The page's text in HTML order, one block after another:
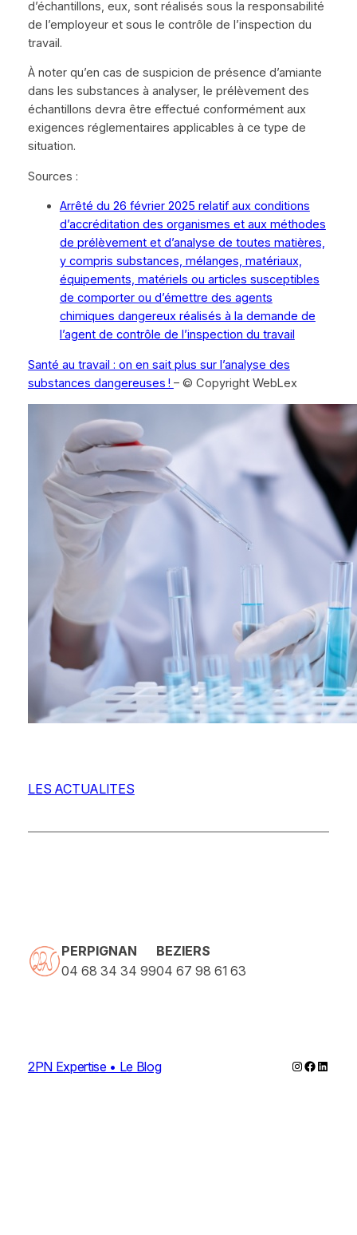
d’échantillons, eux, sont réalisés sous la responsabilité
de l’employeur et sous le contrôle de l’inspection du
travail.
À noter qu’en cas de suspicion de présence d’amiante
dans les substances à analyser, le prélèvement des
échantillons devra être effectué conformément aux
exigences réglementaires applicables à ce type de
situation.
Sources :
Arrêté du 26 février 2025 relatif aux conditions
d’accréditation des organismes et aux méthodes
de prélèvement et d’analyse de toutes matières,
y compris substances, mélanges, matériaux,
équipements, matériels ou articles susceptibles
de comporter ou d’émettre des agents
chimiques dangereux réalisés à la demande de
l’agent de contrôle de l’inspection du travail
Santé au travail : on en sait plus sur l’analyse des
substances dangereuses ! – © Copyright WebLex
LES ACTUALITES
PERPIGNAN
04 68 34 34 99
BEZIERS
04 67 98 61 63
2PN Expertise • Le Blog Instagram